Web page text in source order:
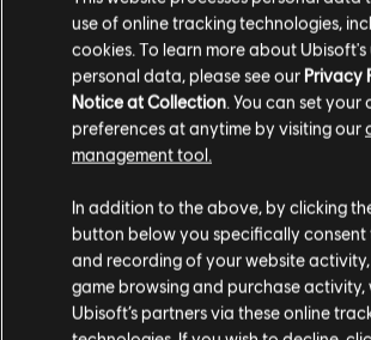
aplicación Ubisoft Connect para jugar este
Multijugador: No
Un jugador:Sí
Assassin's Creed Syndicate
Paquete Steampunk - DLC
Jack el Destripador
use of online tracking technologies,
cookies. To learn more about Ubisoft's
personal data, please see our Privacy
Notice at Collection . You can set your
preferences at anytime by visiting our
management tool.
In addition to the above, by clicking
button below you specifically consent
and recording of your website
game browsing and purchase activity,
Ubisoft’s partners via these online